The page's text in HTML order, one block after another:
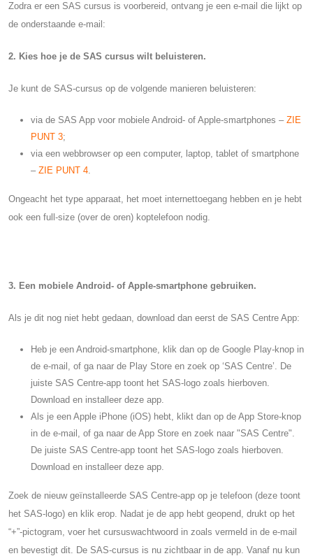
Zodra er een SAS cursus is voorbereid, ontvang je een e-mail die lijkt op
de onderstaande e-mail:
2. Kies hoe je de SAS cursus wilt beluisteren.
Je kunt de SAS-cursus op de volgende manieren beluisteren:
via de SAS App voor mobiele Android- of Apple-smartphones – ZIE
PUNT 3;
via een webbrowser op een computer, laptop, tablet of smartphone
– ZIE PUNT 4.
Ongeacht het type apparaat, het moet internettoegang hebben en je hebt
ook een full-size (over de oren) koptelefoon nodig.
3. Een mobiele Android- of Apple-smartphone gebruiken.
Als je dit nog niet hebt gedaan, download dan eerst de SAS Centre App:
Heb je een Android-smartphone, klik dan op de Google Play-knop in
de e-mail, of ga naar de Play Store en zoek op ‘SAS Centre’. De
juiste SAS Centre-app toont het SAS-logo zoals hierboven.
Download en installeer deze app.
Als je een Apple iPhone (iOS) hebt, klikt dan op de App Store-knop
in de e-mail, of ga naar de App Store en zoek naar "SAS Centre".
De juiste SAS Centre-app toont het SAS-logo zoals hierboven.
Download en installeer deze app.
Zoek de nieuw geïnstalleerde SAS Centre-app op je telefoon (deze toont
het SAS-logo) en klik erop. Nadat je de app hebt geopend, drukt op het
“+”-pictogram, voer het cursuswachtwoord in zoals vermeld in de e-mail
en bevestigt dit. De SAS-cursus is nu zichtbaar in de app. Vanaf nu kun